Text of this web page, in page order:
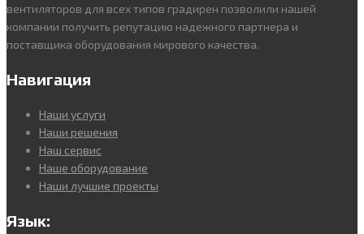
вентиляторов для всех типов градирен позволили нашей
компании получить репутацию надежного партнера и
поставщика оборудования мирового качества.
Навигация
Наши услуги
Наши решения
Наш сервис
Наше оборудование
Наши лучшие проекты
Язык: